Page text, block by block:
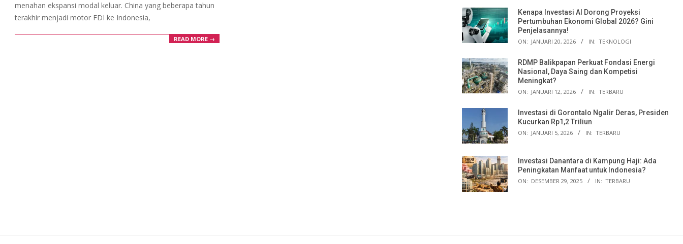
menahan ekspansi modal keluar. China yang beberapa tahun
terakhir menjadi motor FDI ke Indonesia,
READ MORE →
Kenapa Investasi AI Dorong Proyeksi
Pertumbuhan Ekonomi Global 2026? Gini
Penjelasannya!
ON: JANUARI 20, 2026 IN: TEKNOLOGI
RDMP Balikpapan Perkuat Fondasi Energi
Nasional, Daya Saing dan Kompetisi
Meningkat?
ON: JANUARI 12, 2026 IN: TERBARU
Investasi di Gorontalo Ngalir Deras, Presiden
Kucurkan Rp1,2 Triliun
ON: JANUARI 5, 2026 IN: TERBARU
Investasi Danantara di Kampung Haji: Ada
Peningkatan Manfaat untuk Indonesia?
ON: DESEMBER 29, 2025 IN: TERBARU